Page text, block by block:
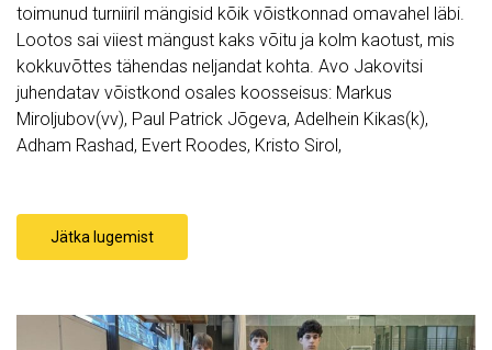
toimunud turniiril mängisid kõik võistkonnad omavahel läbi.
Lootos sai viiest mängust kaks võitu ja kolm kaotust, mis
kokkuvõttes tähendas neljandat kohta. Avo Jakovitsi
juhendatav võistkond osales koosseisus: Markus
Miroljubov(vv), Paul Patrick Jõgeva, Adelhein Kikas(k),
Adham Rashad, Evert Roodes, Kristo Sirol,
Jätka lugemist